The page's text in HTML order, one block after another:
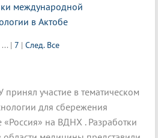
международной
в Актобе
... | 7 | След. Все
участие в тематическом
для сбережения
«Россия» на ВДНХ . Разработки